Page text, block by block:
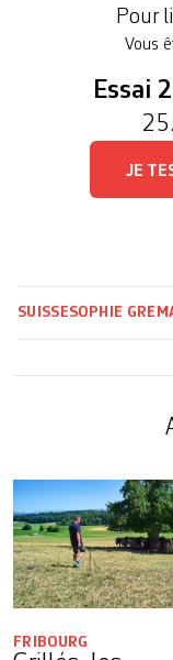
Pour
Vous
Essai
JE
SUISSESOPHIE
FRIBOURG